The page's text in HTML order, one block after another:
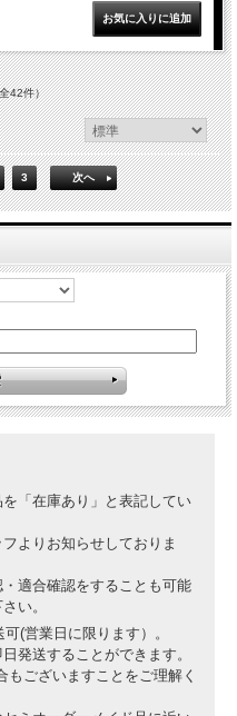
42件）
3 次へ
「在庫あり」と表記してい
よりお知らせしておりま
適合確認をすることも可能
い。
(営業日に限ります）。
発送することができます。
もございますことをご理解く